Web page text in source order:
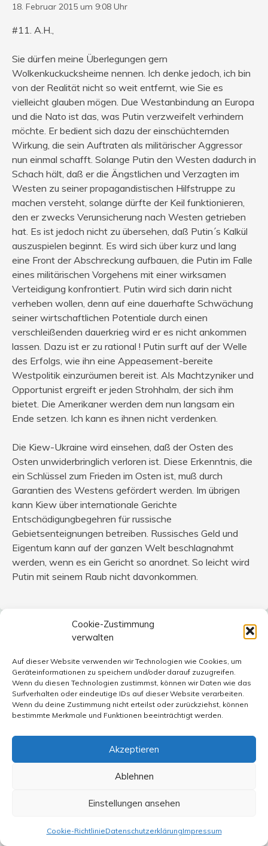
Cookie-Zustimmung
verwalten
Auf dieser Website verwenden wir Technologien wie Cookies, um
Geräteinformationen zu speichern und/oder darauf zuzugreifen.
Wenn du diesen Technologien zustimmst, können wir Daten wie das
Surfverhalten oder eindeutige IDs auf dieser Website verarbeiten.
Wenn du deine Zustimmung nicht erteilst oder zurückziehst, können
bestimmte Merkmale und Funktionen beeinträchtigt werden.
Akzeptieren
Ablehnen
Einstellungen ansehen
Cookie-RichtlinieDatenschutzerklärungImpressum
18. Februar 2015 um 9:08 Uhr
#11. A.H.,
Sie dürfen meine Überlegungen gern
Wolkenkuckucksheime nennen. Ich denke jedoch, ich bin
von der Realität nicht so weit entfernt, wie Sie es
vielleicht glauben mögen. Due Westanbindung an Europa
und die Nato ist das, was Putin verzweifelt verhindern
möchte. Er bedient sich dazu der einschüchternden
Wirkung, die sein Auftraten als militärischer Aggressor
nun einmal schafft. Solange Putin den Westen dadurch in
Schach hält, daß er die Ängstlichen und Verzagten im
Westen zu seiner propagandistischen Hilfstruppe zu
machen versteht, solange dürfte der Keil funktionieren,
den er zwecks Verunsicherung nach Westen getrieben
hat. Es ist jedoch nicht zu übersehen, daß Putin´s Kalkül
auszuspielen beginnt. Es wird sich über kurz und lang
eine Front der Abschreckung aufbauen, die Putin im Falle
eines militärischen Vorgehens mit einer wirksamen
Verteidigung konfrontiert. Putin wird sich darin nicht
verheben wollen, denn auf eine dauerhafte Schwächung
seiner wirtschaftlichen Potentiale durch einen
verschleißenden dauerkrieg wird er es nicht ankommen
lassen. Dazu ist er zu rational ! Putin surft auf der Welle
des Erfolgs, wie ihn eine Appeasement-bereite
Westpolitik einzuräumen bereit ist. Als Machtzyniker und
Opportunist ergreift er jeden Strohhalm, der sich ihm
bietet. Die Amerikaner werden dem nun langsam ein
Ende setzen. Ich kann es ihnen nicht verdenken.
Die Kiew-Ukraine wird einsehen, daß der Osten des
Osten unwiderbringlich verloren ist. Diese Erkenntnis, die
ein Schlüssel zum Frieden im Osten ist, muß durch
Garantien des Westens gefördert werden. Im übrigen
kann Kiew über internationale Gerichte
Entschädigungbegehren für russische
Gebietsenteignungen betreiben. Russisches Geld und
Eigentum kann auf der ganzen Welt beschlagnahmt
werden, wenn es ein Gericht so anordnet. So leicht wird
Putin mit seinem Raub nicht davonkommen.
Werner Engelmann sagt:
Der – wie mir scheint, wohl wesentlichste – „Erfolg
Putins“ bei Minsk II fehlt bei Bronskis Analyse:
Nicht nur, dass Russland „erheblichen Einflusses auf die
ukrainische Innenpolitik“ erhält. Die gesamte Grenze der
Ukraine zur Russland bleibt unkontrolliert und
unkontrollierbar – auch für die OSZE. Abzug schwerer
Waffen durch die Ukriaine, während solche gleichzeitig
im Osten unkontrolliert geliefert werden? Eine geforderte
russischer Waffen, analog zur Krim – wie soll das gehen?
Bez. Debalzewe fordert A.H. (#2)